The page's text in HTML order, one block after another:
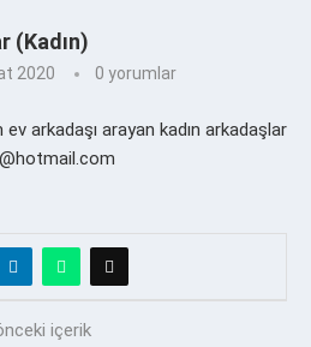
(Kadın)
2020 0 yorumlar
arkadaşı arayan kadın arkadaşlar
içerik